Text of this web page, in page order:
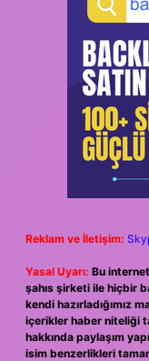
Reklam ve İletişim:
Yasal Uyarı: Bu
şahıs şirketi ile hiçbir
kendi hazırladığımız
içerikler haber niteliği
hakkında paylaşım
isim benzerlikleri